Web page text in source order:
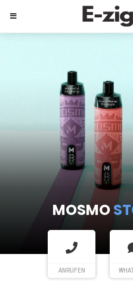
MOSMO
ANRUFEN